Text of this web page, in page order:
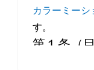
カラーミーシ
す。
第１条（目